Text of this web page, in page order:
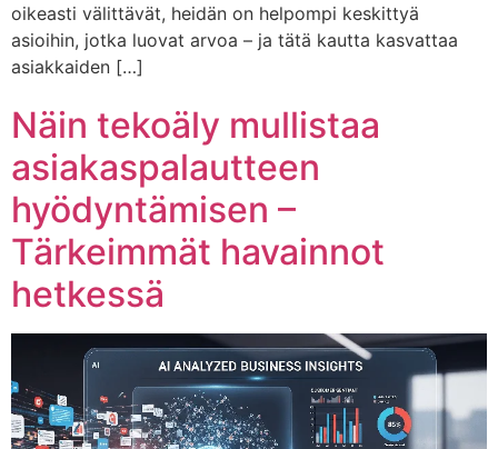
oikeasti välittävät, heidän on helpompi keskittyä
asioihin, jotka luovat arvoa – ja tätä kautta kasvattaa
asiakkaiden […]
Näin tekoäly mullistaa
asiakaspalautteen
hyödyntämisen –
Tärkeimmät havainnot
hetkessä